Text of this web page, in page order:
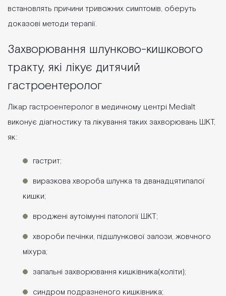
встановлять причини тривожних симптомів, оберуть
доказові методи терапії.
Захворювання шлунково-кишкового
тракту, які лікує дитячий
гастроентеролог
Лікар гастроентеролог в медичному центрі Medialt
виконує діагностику та лікування таких захворювань ШКТ,
як:
гастрит;
виразкова хвороба шлунка та дванадцятипалої
кишки;
вроджені аутоімунні патології ШКТ;
хвороби печінки, підшлункової залози, жовчного
міхура;
запальні захворювання кишківника(коліти);
синдром подразненого кишківника;